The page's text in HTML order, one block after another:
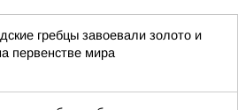
гребцы завоевали золото и
первенстве мира